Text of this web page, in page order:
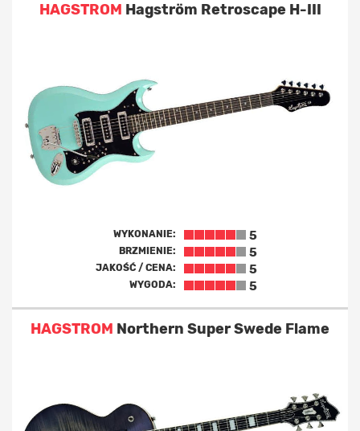
HAGSTROM Hagström Retroscape H-III
WYKONANIE: 5
BRZMIENIE: 5
JAKOŚĆ / CENA: 5
WYGODA: 5
HAGSTROM Northern Super Swede Flame